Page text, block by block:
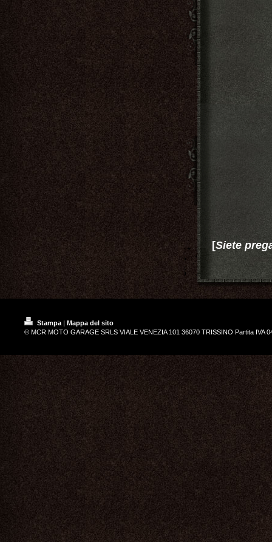
[Siete
Stampa
Mappa del sito
© MCR MOTO GARAGE SRLS VIALE VENEZIA 101 36070 TRISSINO Partita IVA